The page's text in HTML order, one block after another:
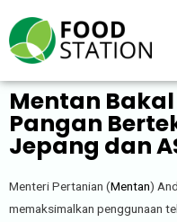
Mentan
Pangan
Jepang dan
Menteri Pertanian (Mentan)
memaksimalkan penggunaan